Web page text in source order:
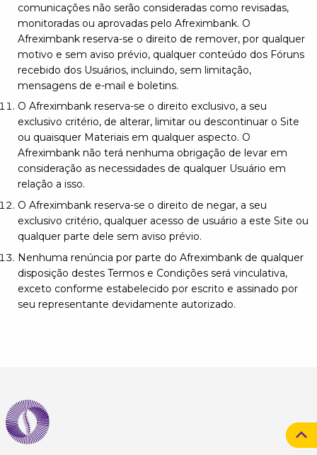
comunicações não serão consideradas como revisadas,
monitoradas ou aprovadas pelo Afreximbank. O
Afreximbank reserva-se o direito de remover, por qualquer
motivo e sem aviso prévio, qualquer conteúdo dos Fóruns
recebido dos Usuários, incluindo, sem limitação,
mensagens de e-mail e boletins.
O Afreximbank reserva-se o direito exclusivo, a seu
exclusivo critério, de alterar, limitar ou descontinuar o Site
ou quaisquer Materiais em qualquer aspecto. O
Afreximbank não terá nenhuma obrigação de levar em
consideração as necessidades de qualquer Usuário em
relação a isso.
O Afreximbank reserva-se o direito de negar, a seu
exclusivo critério, qualquer acesso de usuário a este Site ou
qualquer parte dele sem aviso prévio.
Nenhuma renúncia por parte do Afreximbank de qualquer
disposição destes Termos e Condições será vinculativa,
exceto conforme estabelecido por escrito e assinado por
seu representante devidamente autorizado.